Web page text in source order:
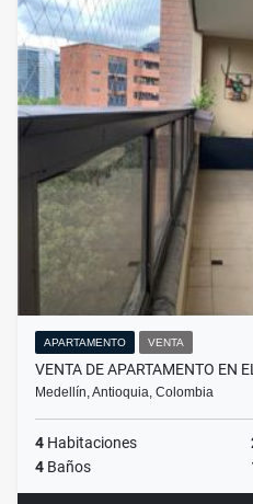
APARTAMENTO VENTA
VENTA DE APARTAMENTO EN
Medellín, Antioquia, Colombia
4 Habitaciones
4 Baños